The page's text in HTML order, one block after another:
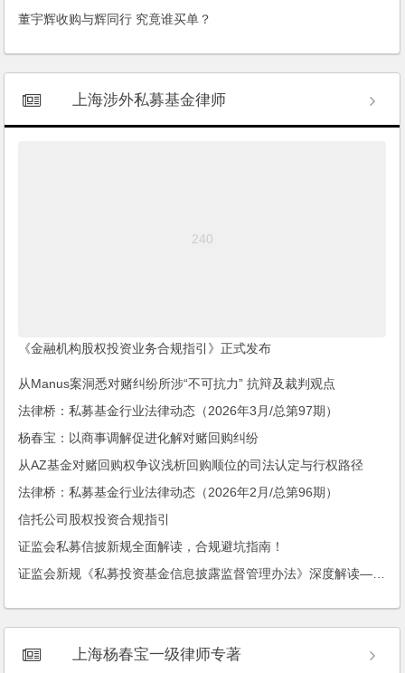
董宇辉收购与辉同行 究竟谁买单？
上海涉外私募基金律师
《金融机构股权投资业务合规指引》正式发布
从Manus案洞悉对赌纠纷所涉“不可抗力” 抗辩及裁判观点
法律桥：私募基金行业法律动态（2026年3月/总第97期）
杨春宝：以商事调解促进化解对赌回购纠纷
从AZ基金对赌回购权争议浅析回购顺位的司法认定与行权路径
法律桥：私募基金行业法律动态（2026年2月/总第96期）
信托公司股权投资合规指引
证监会私募信披新规全面解读，合规避坑指南！
上海杨春宝一级律师专著